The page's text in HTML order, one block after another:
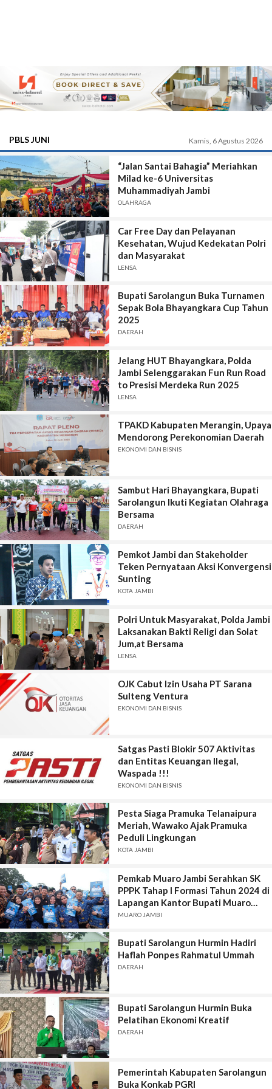
PBLS JUNI Kamis, 6 Agustus 2026
“Jalan Santai Bahagia” Meriahkan
Milad ke-6 Universitas
Muhammadiyah Jambi
OLAHRAGA
Car Free Day dan Pelayanan
Kesehatan, Wujud Kedekatan Polri
dan Masyarakat
LENSA
Bupati Sarolangun Buka Turnamen
Sepak Bola Bhayangkara Cup Tahun
2025
DAERAH
Jelang HUT Bhayangkara, Polda
Jambi Selenggarakan Fun Run Road
to Presisi Merdeka Run 2025
LENSA
TPAKD Kabupaten Merangin, Upaya
Mendorong Perekonomian Daerah
EKONOMI DAN BISNIS
Sambut Hari Bhayangkara, Bupati
Sarolangun Ikuti Kegiatan Olahraga
Bersama
DAERAH
Pemkot Jambi dan Stakeholder
Teken Pernyataan Aksi Konvergensi
Sunting
KOTA JAMBI
Polri Untuk Masyarakat, Polda Jambi
Laksanakan Bakti Religi dan Solat
Jum,at Bersama
LENSA
OJK Cabut Izin Usaha PT Sarana
Sulteng Ventura
EKONOMI DAN BISNIS
Satgas Pasti Blokir 507 Aktivitas
dan Entitas Keuangan Ilegal,
Waspada !!!
EKONOMI DAN BISNIS
Pesta Siaga Pramuka Telanaipura
Meriah, Wawako Ajak Pramuka
Peduli Lingkungan
KOTA JAMBI
Pemkab Muaro Jambi Serahkan SK
PPPK Tahap I Formasi Tahun 2024 di
Lapangan Kantor Bupati Muaro
Jambi
MUARO JAMBI
Bupati Sarolangun Hurmin Hadiri
Haflah Ponpes Rahmatul Ummah
DAERAH
Bupati Sarolangun Hurmin Buka
Pelatihan Ekonomi Kreatif
DAERAH
Pemerintah Kabupaten Sarolangun
Buka Konkab PGRI